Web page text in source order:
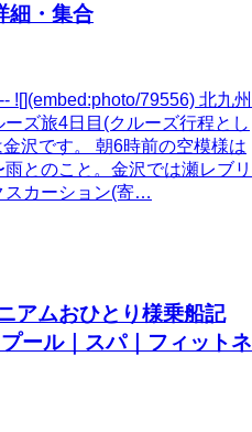
細・集合
![](embed:photo/79556) 北九州
ズ旅4日目(クルーズ行程とし
沢です。 朝6時前の空模様は
とのこと。金沢では瀬レブリ
スカーション(寄…
アムおひとり様乗船記
ール｜スパ｜フィットネ